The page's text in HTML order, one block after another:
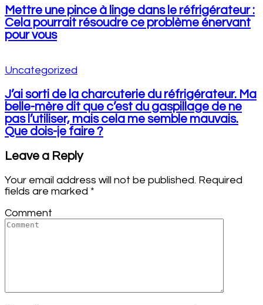
Mettre une pince à linge dans le réfrigérateur :
Cela pourrait résoudre ce problème énervant
pour vous
Uncategorized
J’ai sorti de la charcuterie du réfrigérateur. Ma
belle-mère dit que c’est du gaspillage de ne
pas l’utiliser, mais cela me semble mauvais.
Que dois-je faire ?
Leave a Reply
Your email address will not be published. Required
fields are marked *
Comment